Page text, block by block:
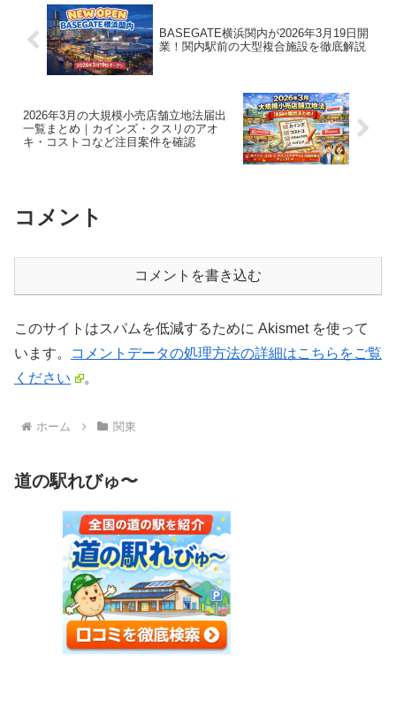
BASEGATE横浜関内が2026年3月19日開
業！関内駅前の大型複合施設を徹底解説
2026年3月の大規模小売店舗立地法届出
一覧まとめ｜カインズ・クスリのアオ
キ・コストコなど注目案件を確認
コメント
コメントを書き込む
このサイトはスパムを低減するために Akismet を使って
います。
コメントデータの処理方法の詳細はこちらをご覧
ください
。
ホーム 関東
道の駅れびゅ〜